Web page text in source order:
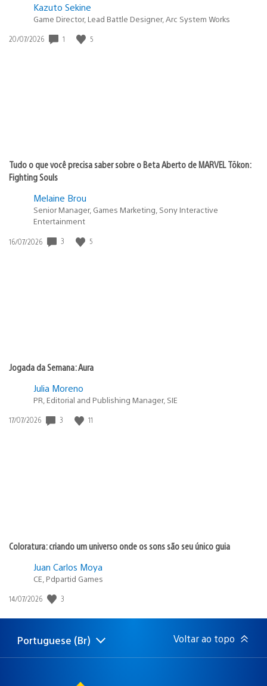
Kazuto Sekine
Game Director, Lead Battle Designer, Arc System Works
Data
20/07/2026 1 5
Tudo o que você precisa saber sobre o Beta Aberto de MARVEL Tōkon:
Fighting Souls
Melaine Brou
Senior Manager, Games Marketing, Sony Interactive
Entertainment
Data
16/07/2026 3 5
Jogada da Semana: Aura
Julia Moreno
PR, Editorial and Publishing Manager, SIE
Data
17/07/2026 3 11
Coloratura: criando um universo onde os sons são seu único guia
Juan Carlos Moya
CE, Pdpartid Games
Data
publicação:
14/07/2026 3
Selecione
uma
Região
atual:
Portuguese (Br) Voltar ao topo